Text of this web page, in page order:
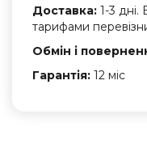
Доставка: 1-3 дні.
тарифами
Обмін і
Гарантія: 12 міс